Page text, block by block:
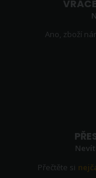
Ano, zboží
Přečtěte si